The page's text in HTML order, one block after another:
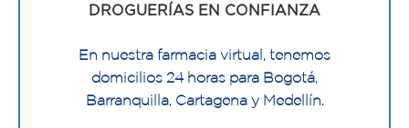
DROGUERÍAS EN CONFIANZA
En nuestra farmacia virtual, tenemos
domicilios 24 horas para Bogotá,
Barranquilla, Cartagena y Medellín.